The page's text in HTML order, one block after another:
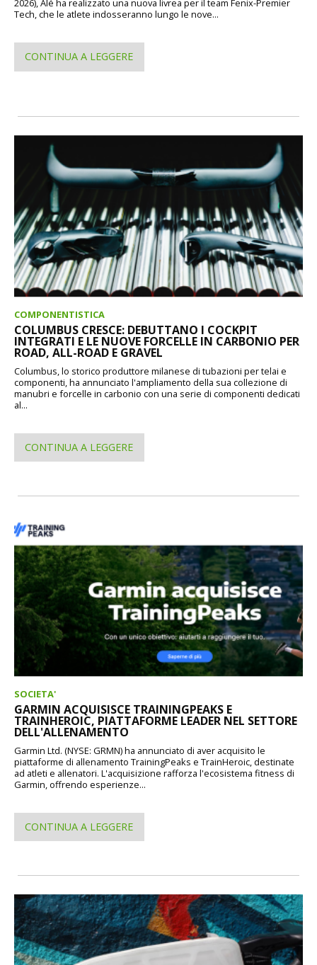
2026), Alé ha realizzato una nuova livrea per il team Fenix-Premier
Tech, che le atlete indosseranno lungo le nove...
CONTINUA A LEGGERE
COMPONENTISTICA
COLUMBUS CRESCE: DEBUTTANO I COCKPIT
INTEGRATI E LE NUOVE FORCELLE IN CARBONIO PER
ROAD, ALL-ROAD E GRAVEL
Columbus, lo storico produttore milanese di tubazioni per telai e
componenti, ha annunciato l'ampliamento della sua collezione di
manubri e forcelle in carbonio con una serie di componenti dedicati
al...
CONTINUA A LEGGERE
SOCIETA'
GARMIN ACQUISISCE TRAININGPEAKS E
TRAINHEROIC, PIATTAFORME LEADER NEL SETTORE
DELL'ALLENAMENTO
Garmin Ltd. (NYSE: GRMN) ha annunciato di aver acquisito le
piattaforme di allenamento TrainingPeaks e TrainHeroic, destinate
ad atleti e allenatori. L'acquisizione rafforza l'ecosistema fitness di
Garmin, offrendo esperienze...
CONTINUA A LEGGERE